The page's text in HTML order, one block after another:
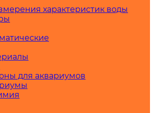
характеристик воды
для аквариумов